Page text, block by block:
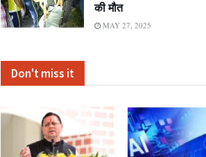
की मौत
MAY 27, 2025
Don't miss it